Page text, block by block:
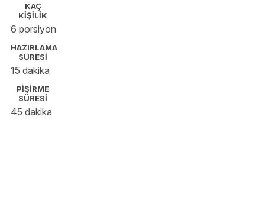
KAÇ
KİŞİLİK
6 porsiyon
HAZIRLAMA
SÜRESİ
15 dakika
PİŞİRME
SÜRESİ
45 dakika